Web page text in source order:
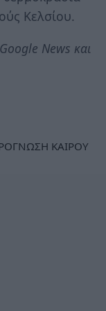
Κελσίου.
News και
ΚΑΙΡΟΥ